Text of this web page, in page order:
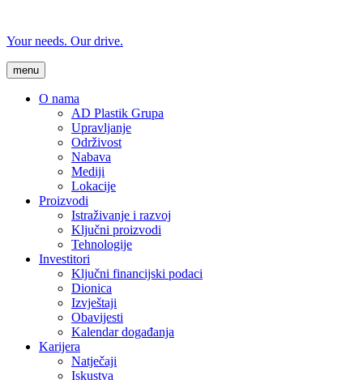
Your needs. Our drive.
menu
O nama
AD Plastik Grupa
Upravljanje
Održivost
Nabava
Mediji
Lokacije
Proizvodi
Istraživanje i razvoj
Ključni proizvodi
Tehnologije
Investitori
Ključni financijski podaci
Dionica
Izvještaji
Obavijesti
Kalendar događanja
Karijera
Natječaji
Iskustva